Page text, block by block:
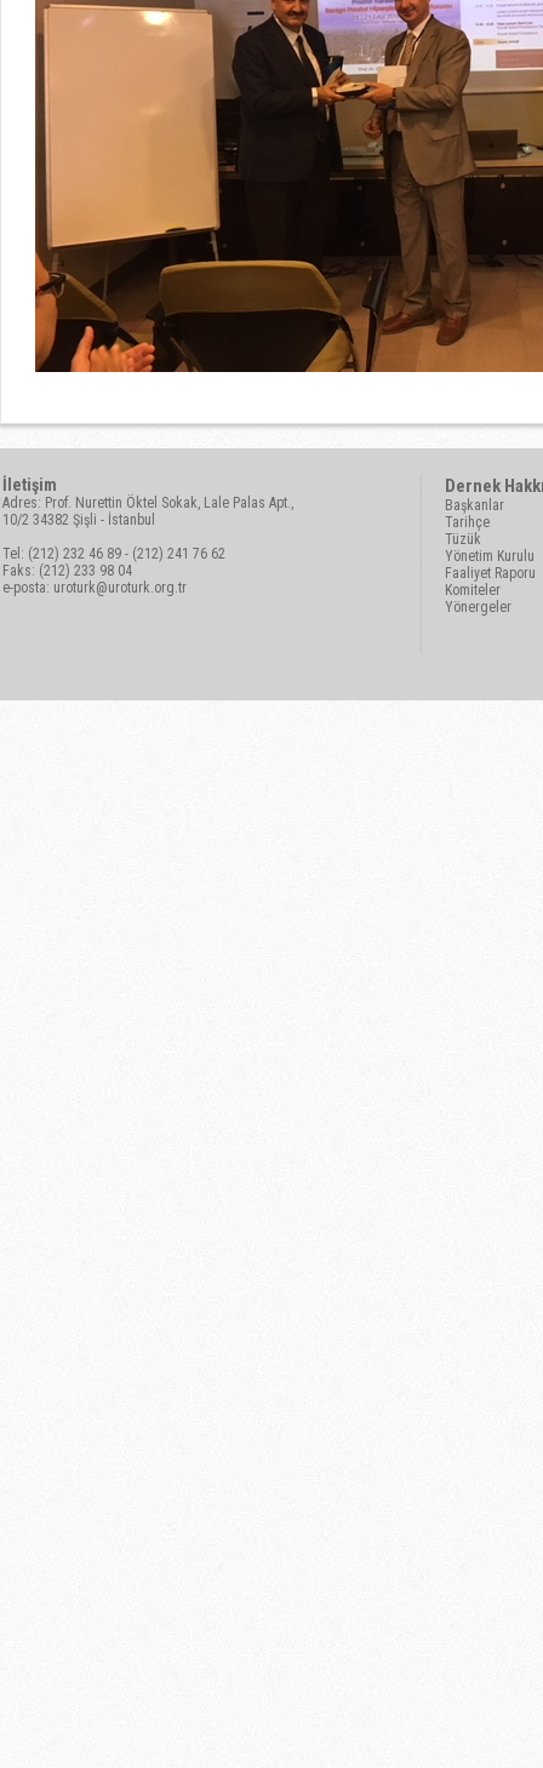
İletişim
Adres: Prof. Nurettin Öktel Sokak, Lale Palas Apt.,
10/2 34382 Şişli - İstanbul
Tel: (212) 232 46 89 - (212) 241 76 62
Faks: (212) 233 98 04
e-posta: uroturk@uroturk.org.tr
Dernek
Başkanlar
Tarihçe
Tüzük
Yönetim Kurulu
Faaliyet Raporu
Komiteler
Yönergeler